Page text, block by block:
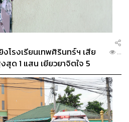
โรงเรียนเทพศิรินทร์ฯ เสีย
ด 1 แสน เยียวยาจิตใจ 5
...